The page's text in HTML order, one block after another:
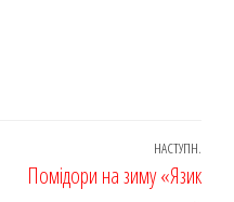
НАСТУПН.
Помідори на зиму «Язик